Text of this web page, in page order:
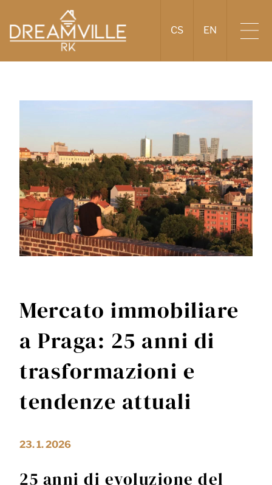
CS EN
Mercato immobiliare
a Praga: 25 anni di
trasformazioni e
tendenze attuali
23. 1. 2026
25 anni di evoluzione del